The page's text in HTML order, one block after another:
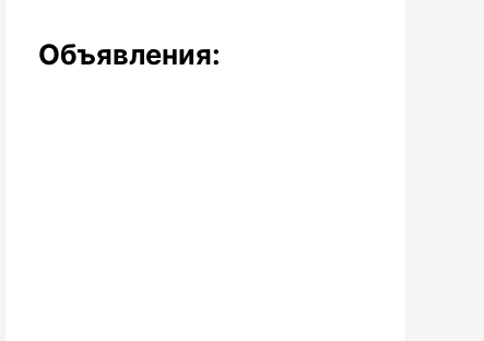
Объявления: